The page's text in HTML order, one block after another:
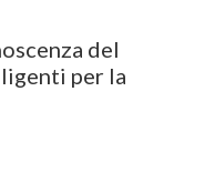
del
per la